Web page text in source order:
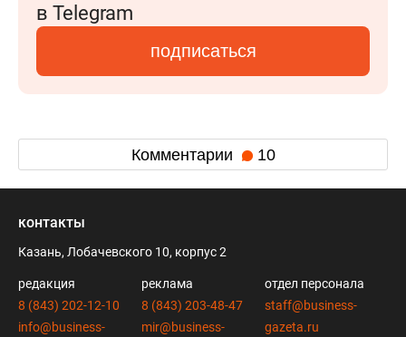
в Telegram
подписаться
Комментарии 10
контакты
Казань, Лобачевского 10, корпус 2
редакция
8 (843) 202-12-10
info@business-
реклама
8 (843) 203-48-47
mir@business-
отдел персонала
staff@business-
gazeta.ru